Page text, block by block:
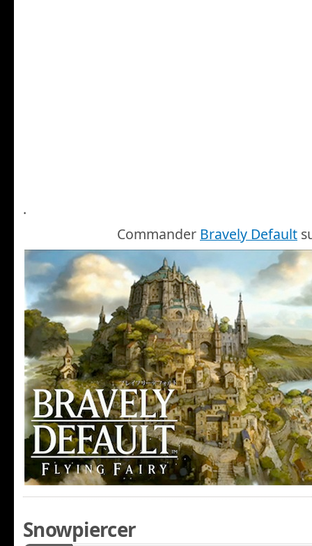
.
Commander Bravely Default
Snowpiercer